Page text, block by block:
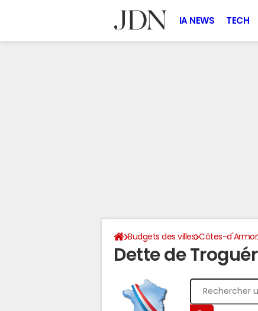
IA NEWS TECH
Budgets des villes Côtes-d'Armor
Dette de